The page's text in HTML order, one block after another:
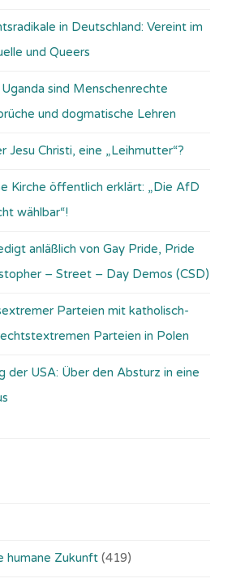
in Deutschland: Vereint im
und Queers
sind Menschenrechte
und dogmatische Lehren
Christi, eine „Leihmutter“?
Kirche öffentlich erklärt: „Die AfD
wählbar“!
anläßlich von Gay Pride, Pride
– Street – Day Demos (CSD)
Parteien mit katholisch-
Parteien in Polen
der USA: Über den Absturz in eine
humane Zukunft (419)